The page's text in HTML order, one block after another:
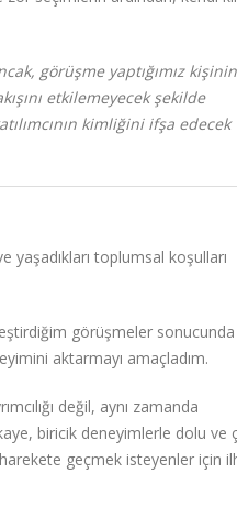
görüşme yaptığımız kişinin
etkilemeyecek şekilde
kimliğini ifşa edecek
yaşadıkları toplumsal koşulları
görüşmeler sonucunda
aktarmayı amaçladım.
değil, aynı zamanda
biricik deneyimlerle dolu ve
harekete geçmek isteyenler için